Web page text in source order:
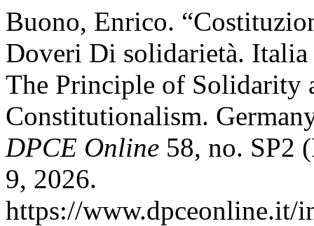
Buono, Enrico.
Doveri Di solidarietà. Italia
The Principle of Solidarity
Constitutionalism.
DPCE Online 58, no. SP2
9, 2026.
https://www.dpceonline.it/